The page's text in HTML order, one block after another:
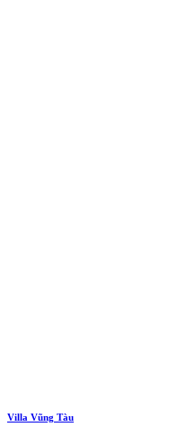
Villa Vũng Tàu